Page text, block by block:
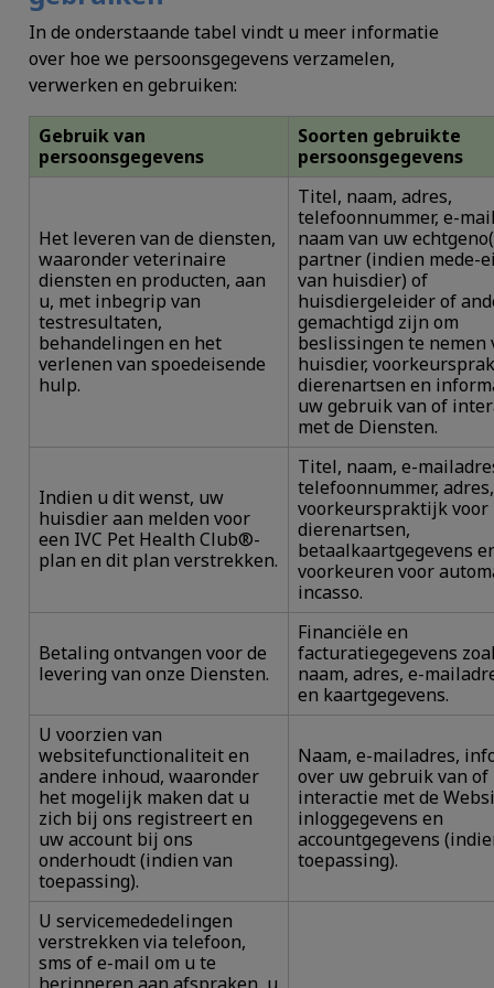
In de onderstaande tabel vindt u meer informatie
over hoe we persoonsgegevens verzamelen,
verwerken en gebruiken:
Gebruik van
persoonsgegevens
Soorten gebruikte
persoonsgegevens
Het leveren van de diensten,
waaronder veterinaire
diensten en producten, aan
u, met inbegrip van
testresultaten,
behandelingen en het
verlenen van spoedeisende
hulp.
Titel, naam, adres,
telefoonnummer, e-
naam van uw
partner (indien mede-
van huisdier) of
huisdiergeleider of
gemachtigd zijn om
beslissingen te nemen
huisdier,
dierenartsen en
uw gebruik van of
met de Diensten.
Indien u dit wenst, uw
huisdier aan melden voor
een IVC Pet Health Club®-
plan en dit plan verstrekken.
Titel, naam, e-
telefoonnummer, adres,
voorkeurspraktijk voor
dierenartsen,
betaalkaartgegevens
voorkeuren voor
incasso.
Betaling ontvangen voor de
levering van onze Diensten.
Financiële en
facturatiegegevens
naam, adres, e-
en kaartgegevens.
U voorzien van
websitefunctionaliteit en
andere inhoud, waaronder
het mogelijk maken dat u
zich bij ons registreert en
uw account bij ons
onderhoudt (indien van
toepassing).
Naam, e-mailadres,
over uw gebruik van of
interactie met de
inloggegevens en
accountgegevens
toepassing).
U servicemededelingen
verstrekken via telefoon,
sms of e-mail om u te
herinneren aan afspraken, u